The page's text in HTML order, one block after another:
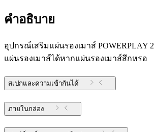
คำอธิบาย
อุปกรณ์เสริมแผ่นรองเมาส์ POWERPLAY
แผ่นรองเมาส์ได้หากแผ่นรองเมาส์สึกหรอ
สเปกและความเข้ากันได้
ภายในกล่อง